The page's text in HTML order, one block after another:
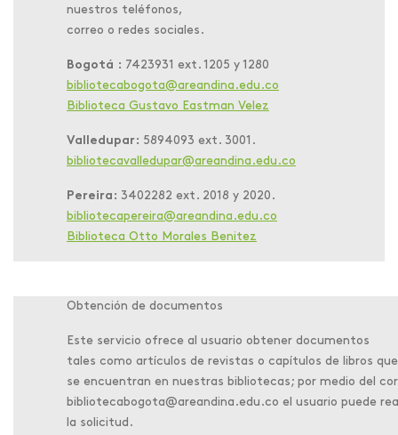
nuestros teléfonos,
correo o redes sociales.
Bogotá : 7423931 ext. 1205 y 1280
bibliotecabogota@areandina.edu.co
Biblioteca Gustavo Eastman Velez
Valledupar: 5894093 ext. 3001.
bibliotecavalledupar@areandina.edu.co
Pereira: 3402282 ext. 2018 y 2020.
bibliotecapereira@areandina.edu.co
Biblioteca Otto Morales Benitez
Obtención de documentos
Este servicio ofrece al usuario obtener documentos
tales como artículos de revistas o capítulos de libros
se encuentran en nuestras bibliotecas; por medio del
bibliotecabogota@areandina.edu.co el usuario puede
la solicitud.